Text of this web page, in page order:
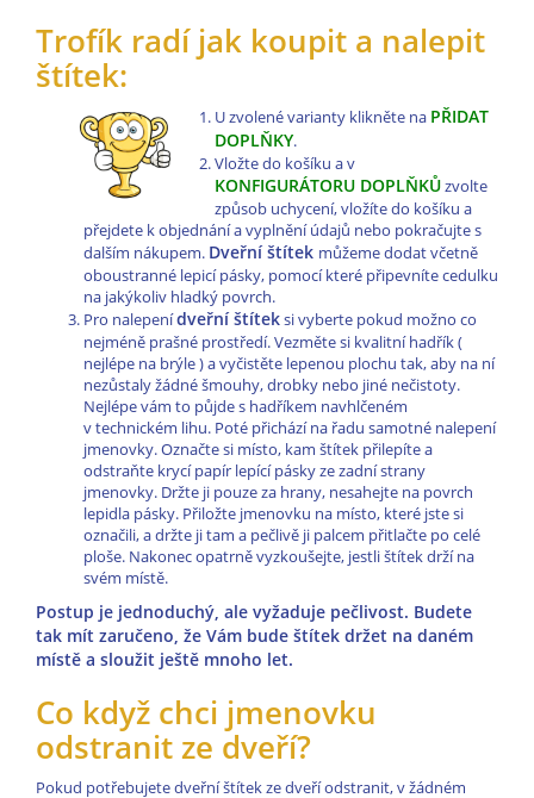
Trofík radí jak koupit a nalepit
štítek:
U zvolené varianty klikněte na PŘIDAT
DOPLŇKY.
Vložte do košíku a v
KONFIGURÁTORU DOPLŇKŮzvolte
způsob uchycení, vložíte do košíku a
přejdete k objednání a vyplnění údajů nebo pokračujte s
dalším nákupem. Dveřní štítek můžeme dodat včetně
oboustranné lepicí pásky, pomocí které připevníte cedulku
na jakýkoliv hladký povrch.
Pro nalepenídveřní štíteksi vyberte pokud možno co
nejméně prašné prostředí. Vezměte si kvalitní hadřík (
nejlépe na brýle ) a vyčistěte lepenou plochu tak, aby na ní
nezůstaly žádné šmouhy, drobky nebo jiné nečistoty.
Nejlépe vám to půjde s hadříkem navhlčeném
v technickém lihu. Poté přichází na řadu samotné nalepení
jmenovky. Označte si místo, kam štítek přilepíte a
odstraňte krycí papír lepící pásky ze zadní strany
jmenovky. Držte ji pouze za hrany, nesahejte na povrch
lepidla pásky. Přiložte jmenovku na místo, které jste si
označili, a držte ji tam a pečlivě ji palcem přitlačte po celé
ploše. Nakonec opatrně vyzkoušejte, jestli štítek drží na
svém místě.
Postup je jednoduchý, ale vyžaduje pečlivost. Budete
tak mít zaručeno, že Vám bude štítek držet na daném
místě a sloužit ještě mnoho let.
Co když chci jmenovku
odstranit ze dveří?
Pokud potřebujete dveřní štítek ze dveří odstranit, v žádném